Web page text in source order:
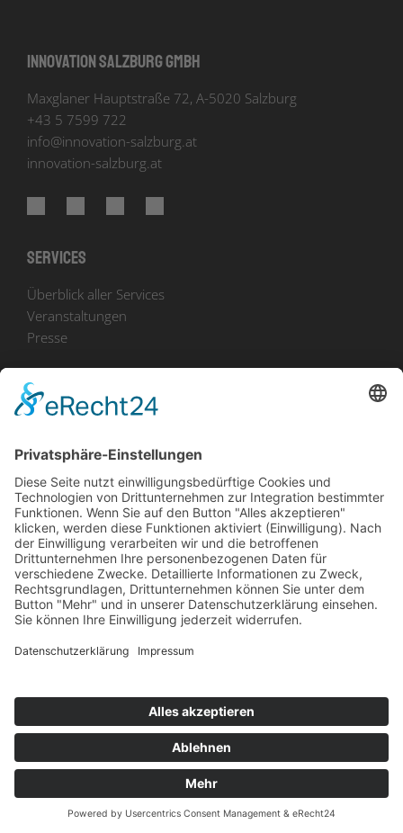
Innovation Salzburg GmbH
Maxglaner Hauptstraße 72, A-5020 Salzburg
+43 5 7599 722
info@innovation-salzburg.at
innovation-salzburg.at
Services
Überblick aller Services
Veranstaltungen
Presse
Bekanntmachungen
Zu uns
Unser Team
Arbeiten bei Innovation Salzburg
Anfahrt
Die Innovation Salzburg GmbH ist ein Unternehmen von
Salzburg und Industriellenvereinigung Salzburg.
Datenschutzerklärung
© 2026 Innovation Salzburg